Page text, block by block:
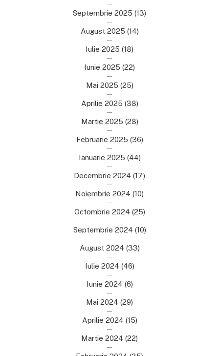
Septembrie 2025 (13)
August 2025 (14)
Iulie 2025 (18)
Iunie 2025 (22)
Mai 2025 (25)
Aprilie 2025 (38)
Martie 2025 (28)
Februarie 2025 (36)
Ianuarie 2025 (44)
Decembrie 2024 (17)
Noiembrie 2024 (10)
Octombrie 2024 (25)
Septembrie 2024 (10)
August 2024 (33)
Iulie 2024 (46)
Iunie 2024 (6)
Mai 2024 (29)
Aprilie 2024 (15)
Martie 2024 (22)